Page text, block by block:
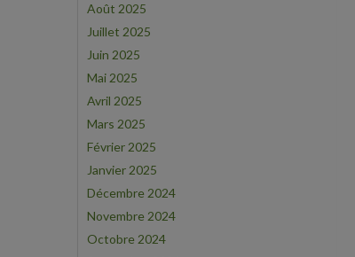
Août 2025
Juillet 2025
Juin 2025
Mai 2025
Avril 2025
Mars 2025
Février 2025
Janvier 2025
Décembre 2024
Novembre 2024
Octobre 2024